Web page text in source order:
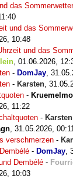
das
und das
10:48
und das
, 01.06.2026,
- DomJay,
- Karsten,
-
11:22
- Karsten
, 31.05.2026,
verschmerzen -
- DomJay,
Dembélé -
10:03